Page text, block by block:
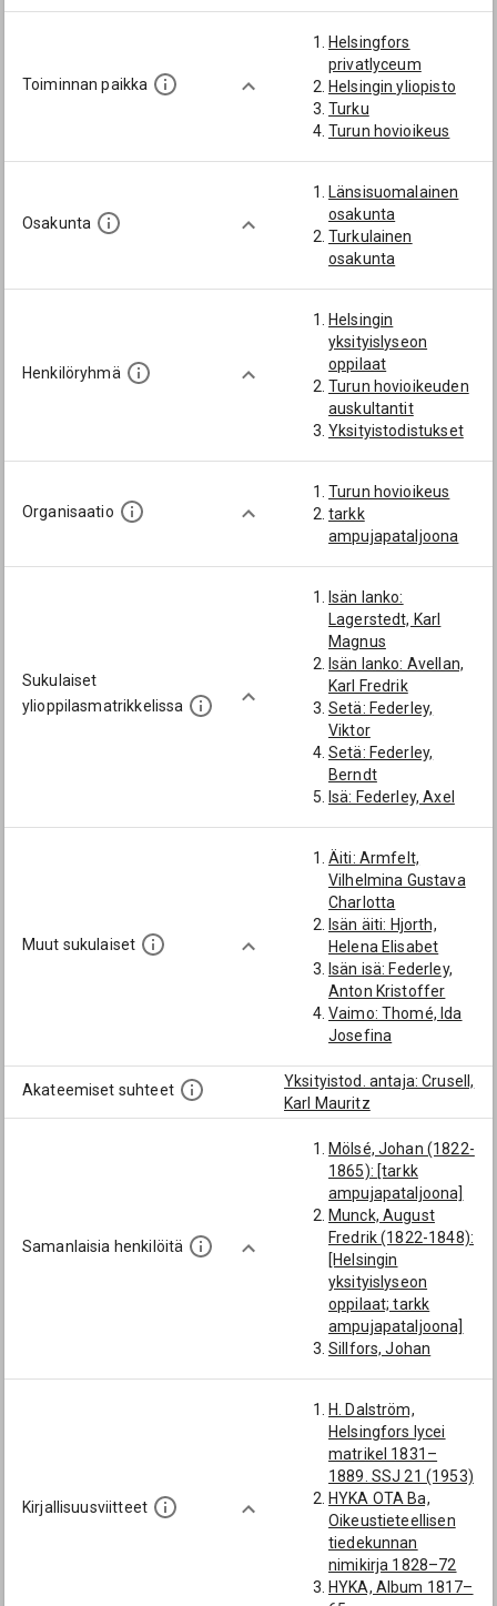
Toiminnan paikka
Helsingfors
privatlyceum
Helsingin yliopisto
Turku
Turun hovioikeus
Osakunta
Länsisuomalainen
osakunta
Turkulainen
osakunta
Henkilöryhmä
Helsingin
yksityislyseon
oppilaat
Turun hovioikeuden
auskultantit
Yksityistodistukset
Organisaatio
Turun hovioikeus
tarkk
ampujapataljoona
Sukulaiset
ylioppilasmatrikkelissa
Isän lanko:
Lagerstedt, Karl
Magnus
Isän lanko: Avellan,
Karl Fredrik
Setä: Federley,
Viktor
Setä: Federley,
Berndt
Isä: Federley, Axel
Berndt
Isosetä: Federley,
Johan Gustaf
Lanko: Thomé, Ernst
Johan Fredrik
Serkku: Federley,
Carl Berndt
Serkku: Federley,
Georg Gottfrid
Poika: Axel Torsten
Federley
Serkun poika:
Serkun tytär:
Federley (av
Sjöberg), Elsa
Muut sukulaiset
Äiti: Armfelt,
Vilhelmina Gustava
Charlotta
Isän äiti: Hjorth,
Helena Elisabet
Isän isä: Federley,
Anton Kristoffer
Vaimo: Thomé, Ida
Josefina
Akateemiset suhteet
Yksityistod. antaja: Crusell,
Karl Mauritz
Samanlaisia henkilöitä
Mölsé, Johan (1822-
1865): [tarkk
ampujapataljoona]
Munck, August
Fredrik (1822-1848):
[Helsingin
yksityislyseon
oppilaat; tarkk
ampujapataljoona]
Sillfors, Johan
ampujapataljoona]
Hausen, Karl Gustaf
(1832-): [tarkk
ampujapataljoona]
Holmström, Berndt
Gustaf (1816-1855):
[Länsisuomalaisen
osakunnan
perustajajäsen
Kirjallisuusviitteet
H. Dalström,
Helsingfors lycei
matrikel 1831–
1889. SSJ 21 (1953)
HYKA OTA Ba,
Oikeustieteellisen
tiedekunnan
nimikirja 1828–72
HYKA, Album 1817–